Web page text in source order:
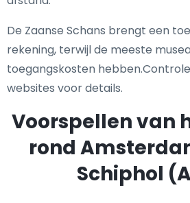
De Zaanse Schans brengt een
rekening, terwijl de meeste
toegangskosten
websites voor details.
Voorspellen van
rond
Schiphol